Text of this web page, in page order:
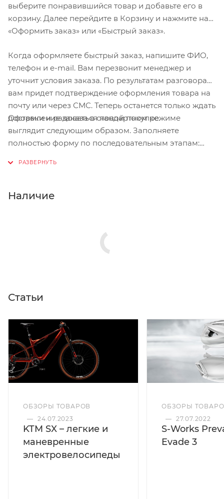
выберите понравившийся товар и добавьте его в
корзину. Далее перейдите в Корзину и нажмите на
«Оформить заказ» или «Быстрый заказ».
Когда оформляете быстрый заказ, напишите ФИО,
телефон и e-mail. Вам перезвонит менеджер и
уточнит условия заказа. По результатам разговора
вам придет подтверждение оформления товара на
почту или через СМС. Теперь останется только ждать
доставки и радоваться новой покупке.
Оформление заказа в стандартном режиме
выглядит следующим образом. Заполняете
полностью форму по последовательным этапам:
Нажмите кнопку «Оформить заказ».
Наличие
Статьи
ОБЗОРЫ ТОВАРОВ
— 24.07.2023
KTM SX – легкие и
маневренные
электровелосипеды
ОБЗОРЫ
— 27.07.2022
S-Works
Evade 3